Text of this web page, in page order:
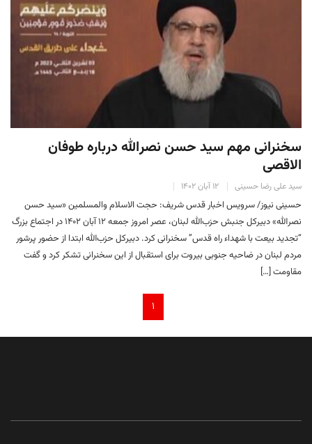
سخنرانی مهم سید حسن نصرالله درباره طوفان
الاقصی
سید علی رضا حسینی ۱۲ آبان ۱۴۰۲
حسینی نیوز/ سرویس اخبار قدس شریف: حجت الاسلام والمسلمین «سید حسن
نصرالله» دبیرکل جنبش حزب‌الله لبنان، عصر امروز جمعه ۱۲ آبان ۱۴۰۲ در اجتماع بزرگ
“تجدید بیعت با شهداء راه قدس” سخنرانی کرد. دبیرکل حزب‌الله ابتدا از حضور پرشور
مردم لبنان در ضاحیه جنوبی بیروت برای استقبال از این سخنرانی تشکر کرد و گفت
مقاومت […]
۱